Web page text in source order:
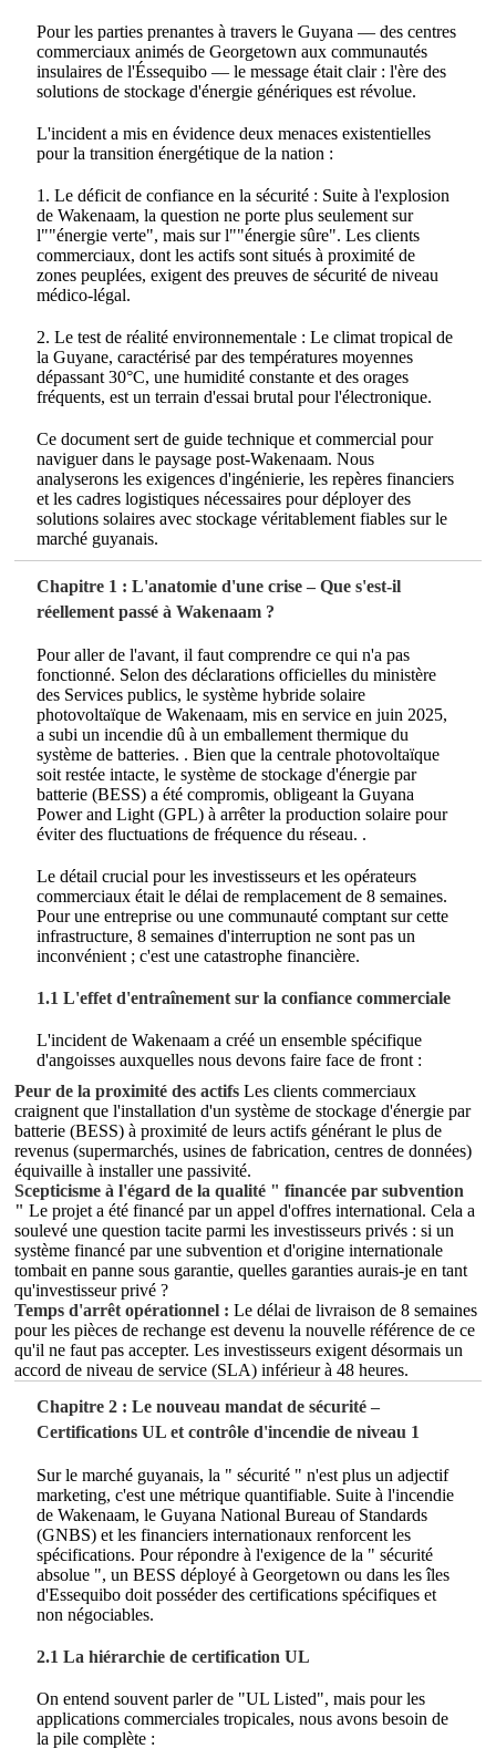
Pour les parties prenantes à travers le Guyana — des centres
commerciaux animés de Georgetown aux communautés
insulaires de l'Éssequibo — le message était clair : l'ère des
solutions de stockage d'énergie génériques est révolue.
L'incident a mis en évidence deux menaces existentielles
pour la transition énergétique de la nation :
1. Le déficit de confiance en la sécurité : Suite à l'explosion
de Wakenaam, la question ne porte plus seulement sur
l""énergie verte", mais sur l""énergie sûre". Les clients
commerciaux, dont les actifs sont situés à proximité de
zones peuplées, exigent des preuves de sécurité de niveau
médico-légal.
2. Le test de réalité environnementale : Le climat tropical de
la Guyane, caractérisé par des températures moyennes
dépassant 30°C, une humidité constante et des orages
fréquents, est un terrain d'essai brutal pour l'électronique.
Ce document sert de guide technique et commercial pour
naviguer dans le paysage post-Wakenaam. Nous
analyserons les exigences d'ingénierie, les repères financiers
et les cadres logistiques nécessaires pour déployer des
solutions solaires avec stockage véritablement fiables sur le
marché guyanais.
Chapitre 1 : L'anatomie d'une crise – Que s'est-il
réellement passé à Wakenaam ?
Pour aller de l'avant, il faut comprendre ce qui n'a pas
fonctionné. Selon des déclarations officielles du ministère
des Services publics, le système hybride solaire
photovoltaïque de Wakenaam, mis en service en juin 2025,
a subi un incendie dû à un emballement thermique du
système de batteries. . Bien que la centrale photovoltaïque
soit restée intacte, le système de stockage d'énergie par
batterie (BESS) a été compromis, obligeant la Guyana
Power and Light (GPL) à arrêter la production solaire pour
éviter des fluctuations de fréquence du réseau. .
Le détail crucial pour les investisseurs et les opérateurs
commerciaux était le délai de remplacement de 8 semaines.
Pour une entreprise ou une communauté comptant sur cette
infrastructure, 8 semaines d'interruption ne sont pas un
inconvénient ; c'est une catastrophe financière.
1.1 L'effet d'entraînement sur la confiance commerciale
L'incident de Wakenaam a créé un ensemble spécifique
d'angoisses auxquelles nous devons faire face de front :
Peur de la proximité des actifs Les clients commerciaux
craignent que l'installation d'un système de stockage d'énergie par
batterie (BESS) à proximité de leurs actifs générant le plus de
revenus (supermarchés, usines de fabrication, centres de données)
équivaille à installer une passivité.
Scepticisme à l'égard de la qualité " financée par subvention
" Le projet a été financé par un appel d'offres international. Cela a
soulevé une question tacite parmi les investisseurs privés : si un
système financé par une subvention et d'origine internationale
tombait en panne sous garantie, quelles garanties aurais-je en tant
qu'investisseur privé ?
Temps d'arrêt opérationnel : Le délai de livraison de 8 semaines
pour les pièces de rechange est devenu la nouvelle référence de ce
qu'il ne faut pas accepter. Les investisseurs exigent désormais un
accord de niveau de service (SLA) inférieur à 48 heures.
Chapitre 2 : Le nouveau mandat de sécurité –
Certifications UL et contrôle d'incendie de niveau 1
Sur le marché guyanais, la " sécurité " n'est plus un adjectif
marketing, c'est une métrique quantifiable. Suite à l'incendie
de Wakenaam, le Guyana National Bureau of Standards
(GNBS) et les financiers internationaux renforcent les
spécifications. Pour répondre à l'exigence de la " sécurité
absolue ", un BESS déployé à Georgetown ou dans les îles
d'Essequibo doit posséder des certifications spécifiques et
non négociables.
2.1 La hiérarchie de certification UL
On entend souvent parler de "UL Listed", mais pour les
applications commerciales tropicales, nous avons besoin de
la pile complète :